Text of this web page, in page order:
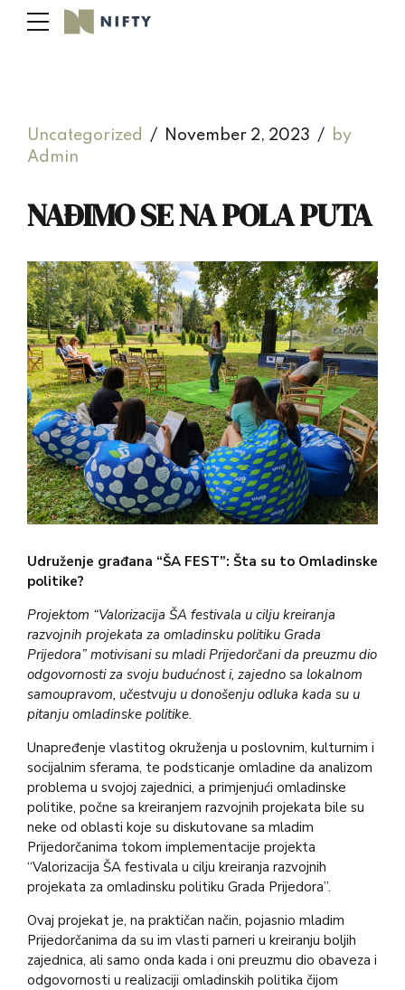
Uncategorized November 2, 2023
by
Admin
NAĐIMO SE NA POLA PUTA
Udruženje građana “ŠA FEST”: Šta su to Omladinske
politike?
Projektom “Valorizacija ŠA festivala u cilju kreiranja
razvojnih projekata za omladinsku politiku Grada
Prijedora” motivisani su mladi Prijedorčani da preuzmu dio
odgovornosti za svoju budućnost i, zajedno sa lokalnom
samoupravom, učestvuju u donošenju odluka kada su u
pitanju omladinske politike.
Unapređenje vlastitog okruženja u poslovnim, kulturnim i
socijalnim sferama, te podsticanje omladine da analizom
problema u svojoj zajednici, a primjenjući omladinske
politike, počne sa kreiranjem razvojnih projekata bile su
neke od oblasti koje su diskutovane sa mladim
Prijedorčanima tokom implementacije projekta
“Valorizacija ŠA festivala u cilju kreiranja razvojnih
projekata za omladinsku politiku Grada Prijedora”.
Ovaj projekat je, na praktičan način, pojasnio mladim
Prijedorčanima da su im vlasti parneri u kreiranju boljih
zajednica, ali samo onda kada i oni preuzmu dio obaveza i
odgovornosti u realizaciji omladinskih politika čijom